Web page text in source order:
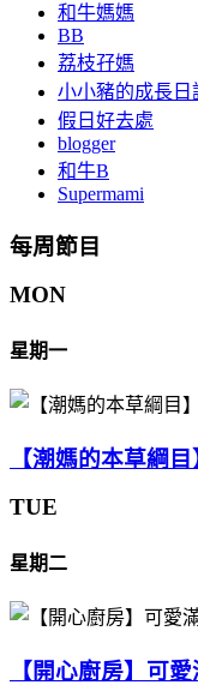
和牛媽媽
BB
荔枝孖媽
小小豬的成長日
假日好去處
blogger
和牛B
Supermami
每周節目
MON
星期一
【潮媽的本草綱
TUE
星期二
【開心廚房】可